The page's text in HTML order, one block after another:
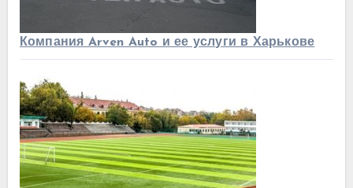
Компания Arven Auto и ее услуги в Харькове